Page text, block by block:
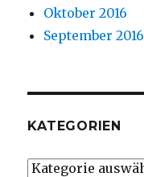
Oktober 2016
September 2016
KATEGORIEN
Kategorien